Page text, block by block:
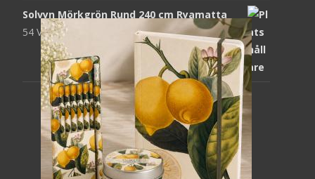
Solvyn Mörkgrön Rund 240 cm Ryamatta
54 Views1 871